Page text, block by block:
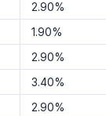
2.90%
1.90%
2.90%
3.40%
2.90%